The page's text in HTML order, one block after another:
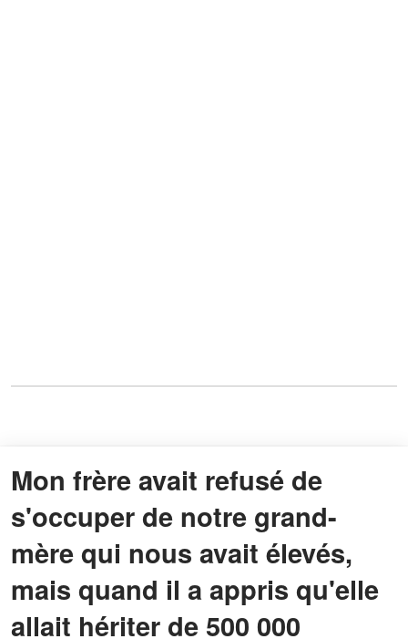
Mon frère avait refusé de
s'occuper de notre grand-
mère qui nous avait élevés,
mais quand il a appris qu'elle
allait hériter de 500 000